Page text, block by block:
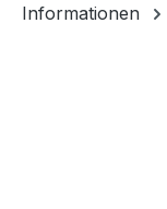
Informationen